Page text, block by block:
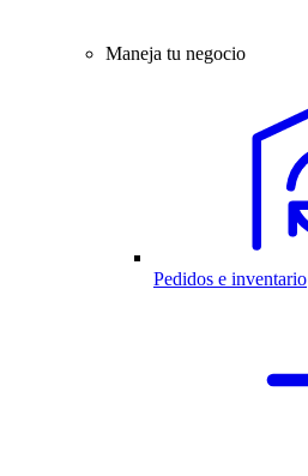
Maneja tu negocio
Pedidos e inventario